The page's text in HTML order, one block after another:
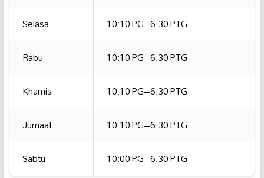
Selasa
10:10 PG–6:30 PTG
Rabu
10:10 PG–6:30 PTG
Khamis
10:10 PG–6:30 PTG
Jumaat
10:10 PG–6:30 PTG
Sabtu
10:00 PG–6:30 PTG